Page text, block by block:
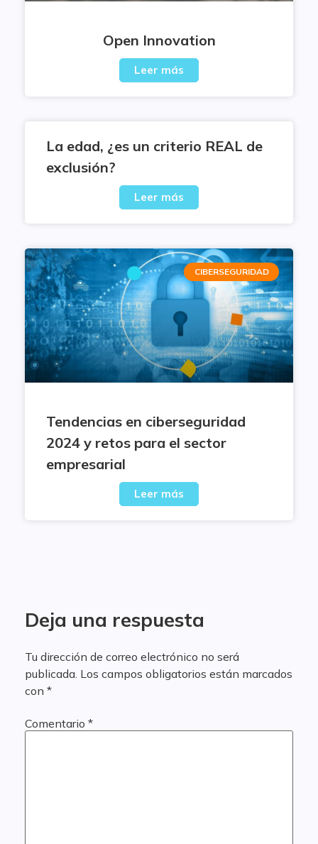
Open Innovation
Leer más
La edad, ¿es un criterio REAL de
exclusión?
Leer más
CIBERSEGURIDAD
Tendencias en ciberseguridad
2024 y retos para el sector
empresarial
Leer más
Deja una respuesta
Tu dirección de correo electrónico no será
publicada. Los campos obligatorios están marcados
con *
Comentario *